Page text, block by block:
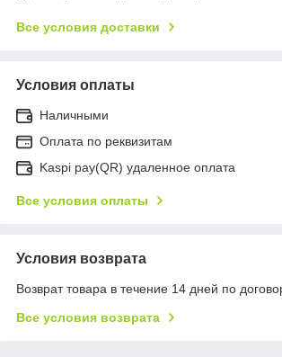
Все условия доставки
Условия оплаты
Наличными
Оплата по реквизитам
Kaspi pay(QR) удаленное оплата
Все условия оплаты
Условия возврата
Возврат товара в течение 14 дней по
Все условия возврата